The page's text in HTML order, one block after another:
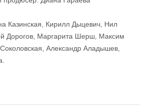
Казинская, Кирилл Дыцевич, Нил
Дорогов, Маргарита Шерш, Максим
Александр Аладышев,